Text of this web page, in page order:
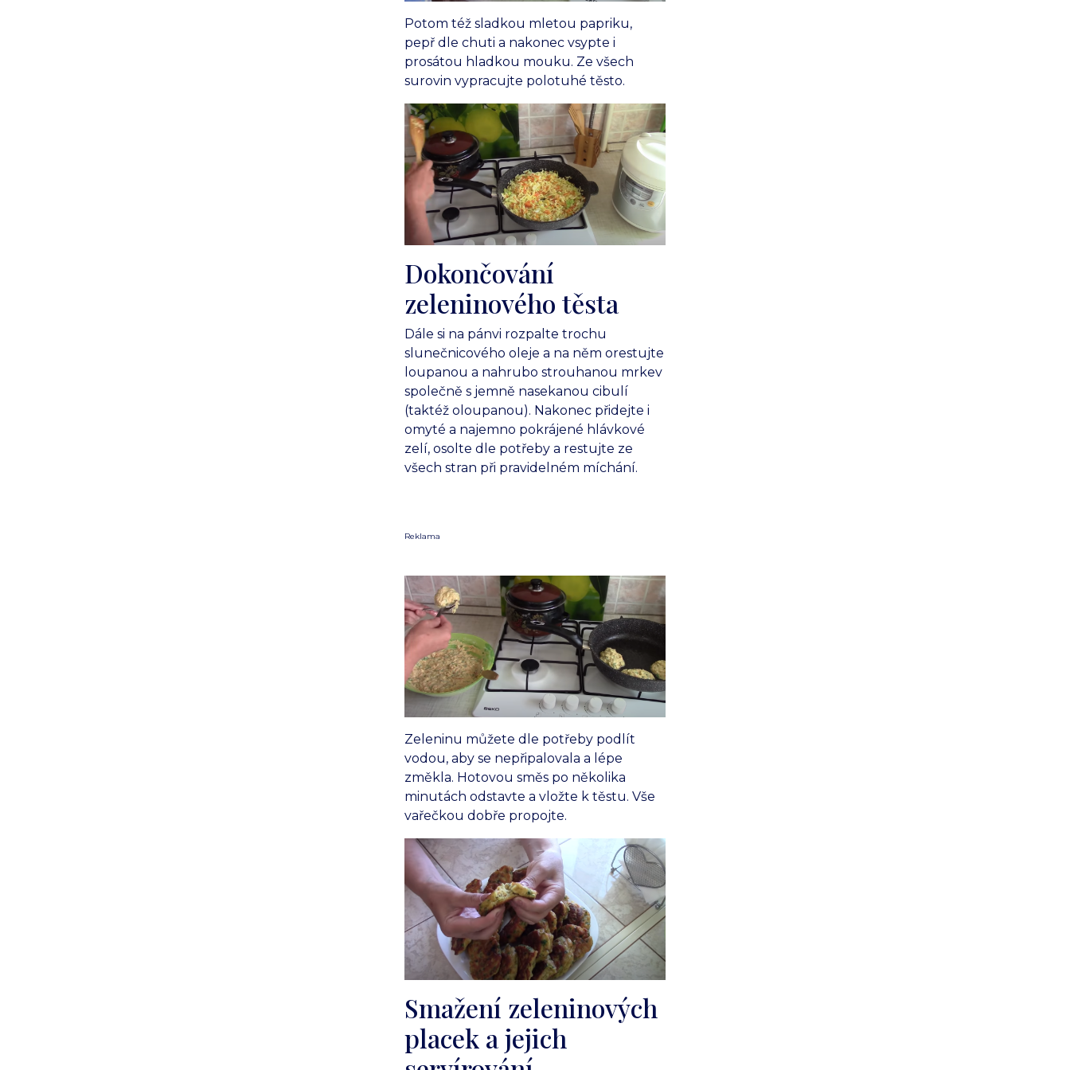
Potom též sladkou mletou papriku,
pepř dle chuti a nakonec vsypte i
prosátou hladkou mouku. Ze všech
surovin vypracujte polotuhé těsto.
Dokončování
zeleninového těsta
Dále si na pánvi rozpalte trochu
slunečnicového oleje a na něm orestujte
loupanou a nahrubo strouhanou mrkev
společně s jemně nasekanou cibulí
(taktéž oloupanou). Nakonec přidejte i
omyté a najemno pokrájené hlávkové
zelí, osolte dle potřeby a restujte ze
všech stran při pravidelném míchání.
Reklama
Zeleninu můžete dle potřeby podlít
vodou, aby se nepřipalovala a lépe
změkla. Hotovou směs po několika
minutách odstavte a vložte k těstu. Vše
vařečkou dobře propojte.
Smažení zeleninových
placek a jejich